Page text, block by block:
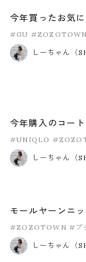
今年買ったお気
#GU #ZOZOTOWN
しーちゃん（
今年購入のコー
#UNIQLO
しーちゃん（
モールヤーンニ
#ZOZOTOWN #プ
しーちゃん（